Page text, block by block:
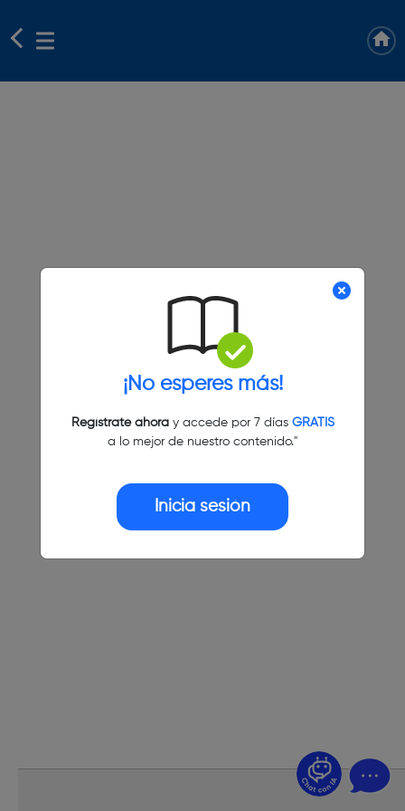
¡No esperes más!
Regístrate ahoray accede por 7 días GRATIS
a lo mejor de nuestro contenido."
Inicia sesión